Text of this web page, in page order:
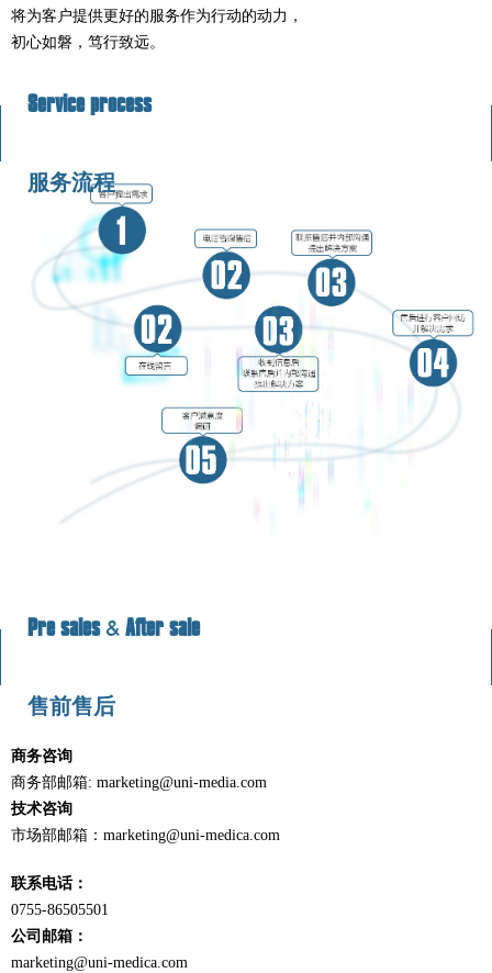
将为客户提供更好的服务作为行动的动力，
初心如磐，笃行致远。
Service process
服务流程
Pre sales & After sale
售前售后
商务咨询
商务部邮箱: marketing@uni-media.com
技术咨询
市场部邮箱：marketing@uni-medica.com
联系电话：
0755-86505501
公司邮箱：
marketing@uni-medica.com